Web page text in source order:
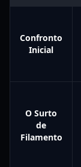
Confronto
Inicial
O Surto
de
Filamento